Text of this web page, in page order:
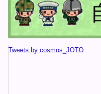
Tweets by cosmos_JOTO